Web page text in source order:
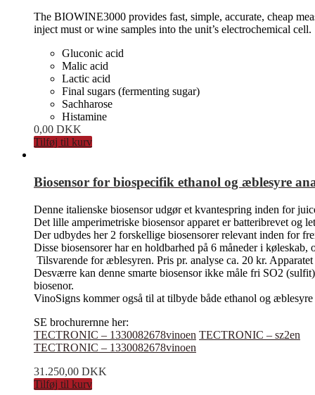
The BIOWINE3000 provides fast, simple, accurate, cheap
inject must or wine samples into the unit’s electrochemical
Gluconic acid
Malic acid
Lactic acid
Final sugars (fermenting sugar)
Sachharose
Histamine
0,00 DKK
Tilføj til kurv
Biosensor for biospecifik ethanol og æblesyre
Denne italienske biosensor udgør et kvantespring inden for
Det lille amperimetriske biosensor apparet er batteribrevet og
Der udbydes her 2 forskellige biosensorer relevant inden for
Disse biosensorer har en holdbarhed på 6 måneder i
Tilsvarende for æblesyren. Pris pr. analyse ca. 20 kr.
Desværre kan denne smarte biosensor ikke måle fri SO2
biosenor.
VinoSigns kommer også til at tilbyde både ethanol og
SE brochurernne her:
TECTRONIC – 1330082678vinoen TECTRONIC – sz2en
TECTRONIC – 1330082678vinoen
31.250,00 DKK
Tilføj til kurv